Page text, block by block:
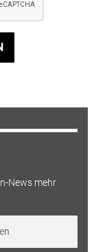
News mehr